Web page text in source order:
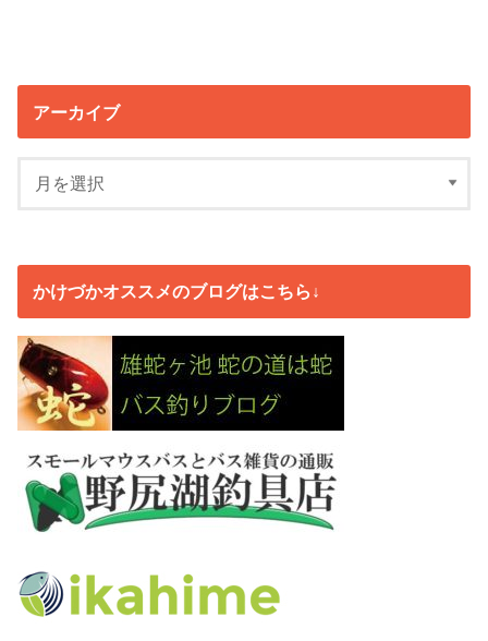
アーカイブ
かけづかオススメのブログはこちら↓